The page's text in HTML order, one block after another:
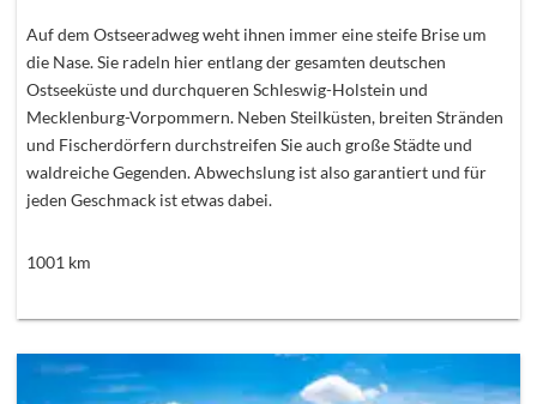
Auf dem Ostseeradweg weht ihnen immer eine steife Brise um
die Nase. Sie radeln hier entlang der gesamten deutschen
Ostseeküste und durchqueren Schleswig-Holstein und
Mecklenburg-Vorpommern. Neben Steilküsten, breiten Stränden
und Fischerdörfern durchstreifen Sie auch große Städte und
waldreiche Gegenden. Abwechslung ist also garantiert und für
jeden Geschmack ist etwas dabei.
1001 km